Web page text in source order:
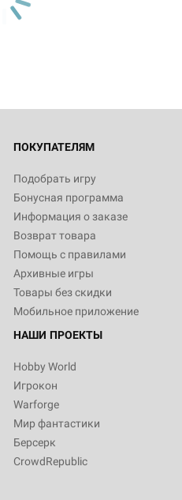
ПОКУПАТЕЛЯМ
Подобрать игру
Бонусная программа
Информация о заказе
Возврат товара
Помощь с правилами
Архивные игры
Товары без скидки
Мобильное приложение
НАШИ ПРОЕКТЫ
Hobby World
Игрокон
Warforge
Мир фантастики
Берсерк
CrowdRepublic